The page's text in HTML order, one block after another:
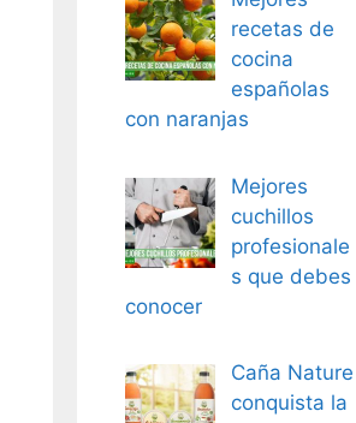
recetas de
cocina
españolas
con naranjas
Mejores
cuchillos
profesionale
s que debes
conocer
Caña Nature
conquista la